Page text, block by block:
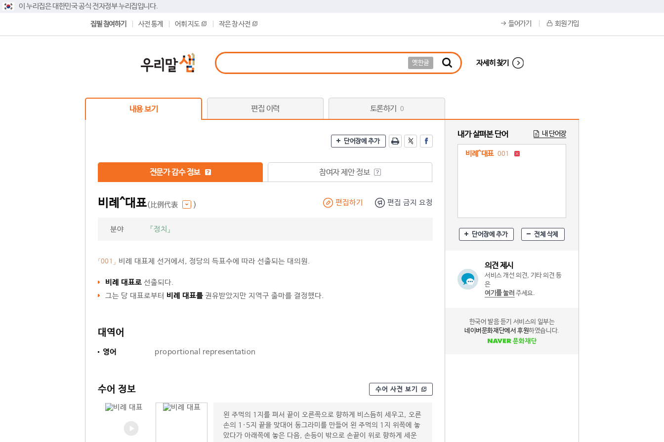
이 누리집은 대한민국 공식 전자정부 누리집입니다.
집필 참여하기 사전 통계 어휘 지도 작은 창 사전 들어가기 회원 가입
옛한글 자세히 찾기
내용 보기 편집 이력 토론하기 0
단어장에 추가
전문가 감수 정보 참여자 제안 정보
비례^대표(比例代表 ) 편집하기 편집 금지 요청
분야 『정치』
「001」 비례 대표제 선거에서, 정당의 득표수에 따라 선출되는 대의원.
비례 대표로 선출되다.
그는 당 대표로부터 비례 대표를 권유받았지만 지역구 출마를 결정했다.
대역어
영어 proportional representation
수어 정보 수어 사전 보기
왼 주먹의 1지를 펴서 끝이 오른쪽으로 향하게 비스듬히 세우고, 오른
손의 1·5지 끝을 맞대어 동그라미를 만들어 왼 주먹의 1지 위쪽에 놓
았다가 아래쪽에 놓은 다음, 손등이 밖으로 손끝이 위로 향하게 세운
내가 살펴본 단어 내 단어장
비례^대표 001
단어장에 추가 전체 삭제
의견 제시
서비스 개선 의견, 기타 의견 등
은
여기를 눌러 주세요.
한국어 발음 듣기 서비스의 일부는
네이버문화재단에서 후원하였습니다.